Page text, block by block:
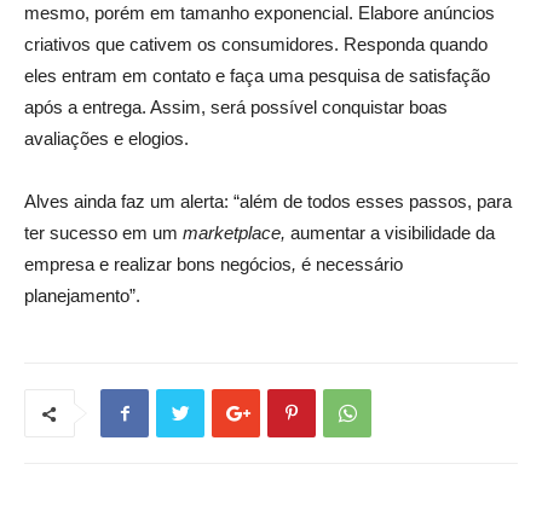
mesmo, porém em tamanho exponencial. Elabore anúncios
criativos que cativem os consumidores. Responda quando
eles entram em contato e faça uma pesquisa de satisfação
após a entrega. Assim, será possível conquistar boas
avaliações e elogios.
Alves ainda faz um alerta: “além de todos esses passos, para
ter sucesso em um marketplace, aumentar a visibilidade da
empresa e realizar bons negócios, é necessário
planejamento”.